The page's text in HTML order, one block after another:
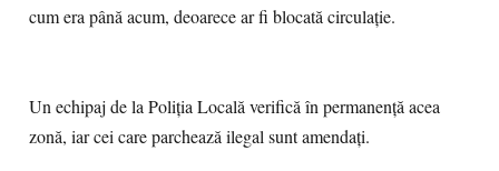
cum era până acum, deoarece ar fi blocată circulație.
Un echipaj de la Poliția Locală verifică în permanență acea
zonă, iar cei care parchează ilegal sunt amendați.